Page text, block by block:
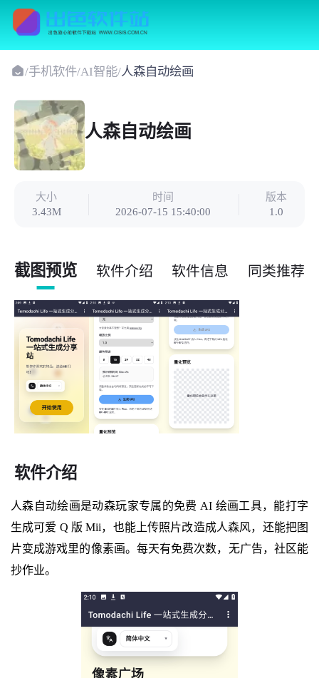
/手机软件/AI智能/人森自动绘画
人森自动绘画
大小
3.43M
时间
2026-07-15 15:40:00
版本
1.0
截图预览 软件介绍 软件信息 同类推荐
软件介绍
人森自动绘画是动森玩家专属的免费 AI 绘画工具，能打字
生成可爱 Q 版 Mii，也能上传照片改造成人森风，还能把图
片变成游戏里的像素画。每天有免费次数，无广告，社区能
抄作业。